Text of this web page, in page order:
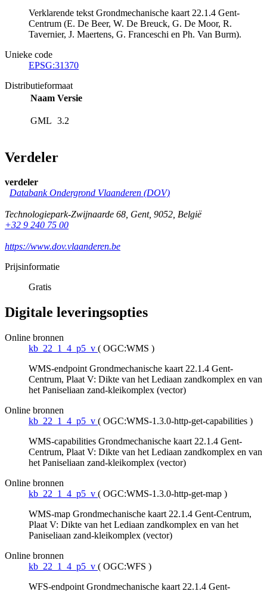
Verklarende tekst Grondmechanische kaart 22.1.4 Gent-
Centrum (E. De Beer, W. De Breuck, G. De Moor, R.
Tavernier, J. Maertens, G. Franceschi en Ph. Van Burm).
Unieke code
EPSG:31370
Distributieformaat
Naam Versie
GML 3.2
Verdeler
verdeler
Databank Ondergrond Vlaanderen (DOV)
Technologiepark-Zwijnaarde 68, Gent, 9052, België
+32 9 240 75 00
https://www.dov.vlaanderen.be
Prijsinformatie
Gratis
Digitale leveringsopties
Online bronnen
kb_22_1_4_p5_v ( OGC:WMS )
WMS-endpoint Grondmechanische kaart 22.1.4 Gent-
Centrum, Plaat V: Dikte van het Lediaan zandkomplex en van
het Paniseliaan zand-kleikomplex (vector)
Online bronnen
kb_22_1_4_p5_v ( OGC:WMS-1.3.0-http-get-capabilities )
WMS-capabilities Grondmechanische kaart 22.1.4 Gent-
Centrum, Plaat V: Dikte van het Lediaan zandkomplex en van
het Paniseliaan zand-kleikomplex (vector)
Online bronnen
kb_22_1_4_p5_v ( OGC:WMS-1.3.0-http-get-map )
WMS-map Grondmechanische kaart 22.1.4 Gent-Centrum,
Plaat V: Dikte van het Lediaan zandkomplex en van het
Paniseliaan zand-kleikomplex (vector)
Online bronnen
kb_22_1_4_p5_v ( OGC:WFS )
WFS-endpoint Grondmechanische kaart 22.1.4 Gent-